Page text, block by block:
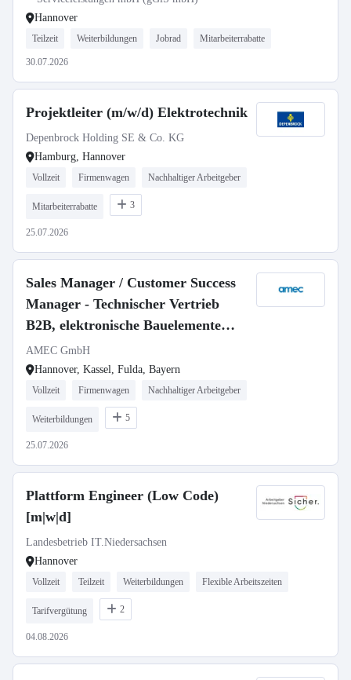
Hannover
Teilzeit Weiterbildungen Jobrad Mitarbeiterrabatte
30.07.2026
Projektleiter (m/w/d) Elektrotechnik
Depenbrock Holding SE & Co. KG
Hamburg, Hannover
Vollzeit Firmenwagen Nachhaltiger Arbeitgeber
Mitarbeiterrabatte 3
25.07.2026
Sales Manager / Customer Success
Manager - Technischer Vertrieb
B2B, elektronische Bauelemente
(m/w/d)
AMEC GmbH
Hannover, Kassel, Fulda, Bayern
Vollzeit Firmenwagen Nachhaltiger Arbeitgeber
Weiterbildungen 5
25.07.2026
Plattform Engineer (Low Code)
[m|w|d]
Landesbetrieb IT.Niedersachsen
Hannover
Vollzeit Teilzeit Weiterbildungen Flexible Arbeitszeiten
Tarifvergütung 2
04.08.2026